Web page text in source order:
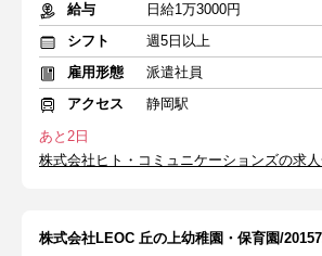
給与
日給1万3000円
シフト
週5日以上
雇用形態
派遣社員
アクセス
静岡駅
あと2日
株式会社ヒト・コミュニケーションズの求
株式会社LEOC 丘の上幼稚園・保育園/